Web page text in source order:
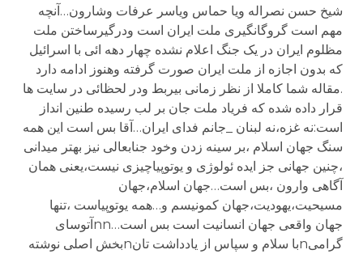
شیخ حسن نصراله ویا حماس ویاسر عرفات وشارون…آنچه
مهم است گروگانگیری ملت ایران است ودرگیرساختن ملت
مظلوم ایران در یک جنگ اعلام نشده چهار دهه ائی با اسرائیل
که بدون اجازه از ملت ایران صورت گرفته وهنوز ادامه دارد
.مقاله شما کاملا از نظر زمانی بیربط ودر لحظائی در سایت ها
قرار داده شده که فریاد ملت جان بر لب رسیده طنین انداز
است:نه غزه،نه لبنان _جانم فدای ایران…آقا بس است این همه
سنگ جهان اسلام ،بر سینه زدن وخود جنابعالی نیز بهتر میدانی
،چنین جهانی جز ایده ئولوژی و یوتوپیاچیزی نیست،یعنی همان
آگاهی وارون ،بس است…جهان اسلام،جهان
مسیحیت،یهودیت،جهان کمونیسم و…همه یوتوپیاست ،تنها
جهان واقعی جهان انسانیت است بس است…nnآتوسای
گرامیnبا سلام و سپاس از یادداشت تانnبخش اصلی نوشته